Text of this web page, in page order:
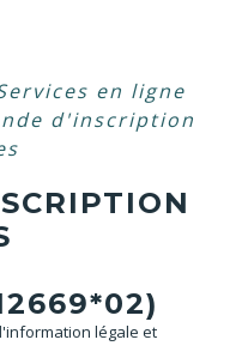
en ligne
d'inscription
légale et